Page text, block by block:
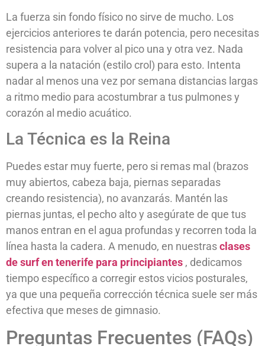
La fuerza sin fondo físico no sirve de mucho. Los
ejercicios anteriores te darán potencia, pero necesitas
resistencia para volver al pico una y otra vez. Nada
supera a la natación (estilo crol) para esto. Intenta
nadar al menos una vez por semana distancias largas
a ritmo medio para acostumbrar a tus pulmones y
corazón al medio acuático.
La Técnica es la Reina
Puedes estar muy fuerte, pero si remas mal (brazos
muy abiertos, cabeza baja, piernas separadas
creando resistencia), no avanzarás. Mantén las
piernas juntas, el pecho alto y asegúrate de que tus
manos entran en el agua profundas y recorren toda la
línea hasta la cadera. A menudo, en nuestrasclases
de surf en tenerife para principiantes , dedicamos
tiempo específico a corregir estos vicios posturales,
ya que una pequeña corrección técnica suele ser más
efectiva que meses de gimnasio.
Preguntas Frecuentes (FAQs)